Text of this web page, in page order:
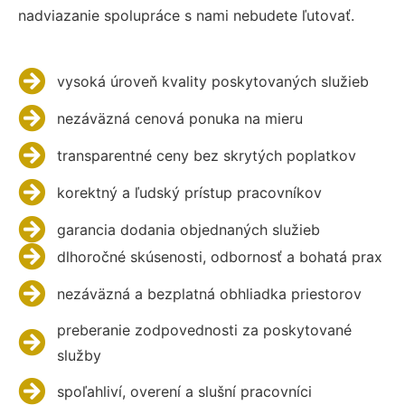
nadviazanie spolupráce s nami nebudete ľutovať.
vysoká úroveň kvality poskytovaných služieb
nezáväzná cenová ponuka na mieru
transparentné ceny bez skrytých poplatkov
korektný a ľudský prístup pracovníkov
garancia dodania objednaných služieb
dlhoročné skúsenosti, odbornosť a bohatá prax
nezáväzná a bezplatná obhliadka priestorov
preberanie zodpovednosti za poskytované
služby
spoľahliví, overení a slušní pracovníci